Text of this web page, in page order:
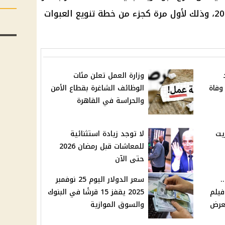
56 جنيهًا ضمن مقررات ديسمبر 2025، وذلك لأول مرة كجزء من خطة تنويع العبوات
وزارة العمل تعلن مئات
الوظائف الشاغرة بقطاع الأمن
والحراسة في القاهرة
لا توجد زيادة استثنائية
للمعاشات قبل رمضان 2026
حتى الآن
سعر الدولار اليوم 25 نوفمبر
2025 يقفز 15 قرشًا في البنوك
والسوق الموازية